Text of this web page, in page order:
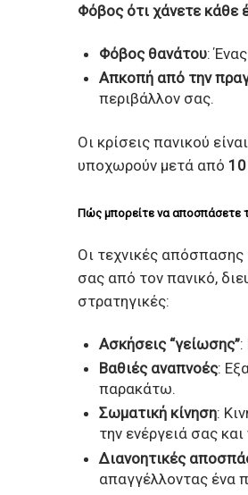
Φόβος ότι χάνετε κάθε
Φόβος θανάτου:
Απκοπή από την
περιβάλλον σας.
Οι κρίσεις πανικού
υποχωρούν μετά από
Πώς μπορείτε να αποσπάσετε
Οι τεχνικές
σας από τον πανικό,
στρατηγικές:
Ασκήσεις “γείωσης”:
Βαθιές αναπνοές:
παρακάτω.
Σωματική κίνηση:
την ενέργειά σας
Διανοητικές
απαγγέλλοντας ένα